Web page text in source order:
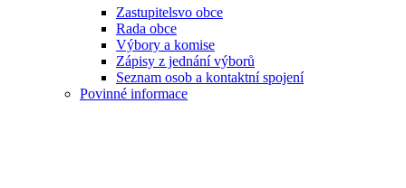
Zastupitelsvo obce
Rada obce
Výbory a komise
Zápisy z jednání výborů
Seznam osob a kontaktní spojení
Povinné informace